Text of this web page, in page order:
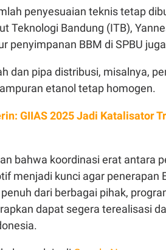
penyesuaian teknis tetap
Teknologi Bandung (ITB),
penyimpanan BBM di SPBU
dan pipa distribusi, misalnya,
etanol tetap homogen.
GIIAS 2025 Jadi Katalisator
bahwa koordinasi erat antara
menjadi kunci agar penerapan
dari berbagai pihak,
dapat segera terealisasi